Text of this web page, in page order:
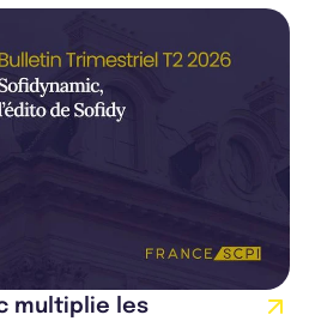
multiplie les